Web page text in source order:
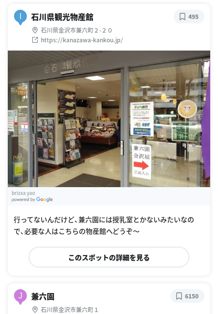
I 石川県観光物産館
石川県金沢市兼六町２-２０
https://kanazawa-kankou.jp/
495
brizxa yao
行ってないんだけど、兼六園には授乳室とかないみたいなの
で、必要な人はこちらの物産館へどうぞ〜
このスポットの詳細を見る
J 兼六園
石川県金沢市兼六町１
6150